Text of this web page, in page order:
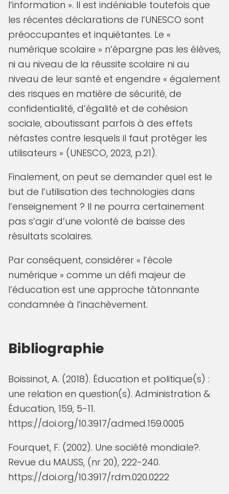
l’information ». Il est indéniable toutefois que
les récentes déclarations de l’UNESCO sont
préoccupantes et inquiétantes. Le «
numérique scolaire » n’épargne pas les élèves,
ni au niveau de la réussite scolaire ni au
niveau de leur santé et engendre « également
des risques en matière de sécurité, de
confidentialité, d’égalité et de cohésion
sociale, aboutissant parfois à des effets
néfastes contre lesquels il faut protéger les
utilisateurs » (UNESCO, 2023, p.21).
Finalement, on peut se demander quel est le
but de l’utilisation des technologies dans
l’enseignement ? Il ne pourra certainement
pas s’agir d’une volonté de baisse des
résultats scolaires.
Par conséquent, considérer « l’école
numérique » comme un défi majeur de
l’éducation est une approche tâtonnante
condamnée à l’inachèvement.
Bibliographie
Boissinot, A. (2018). Éducation et politique(s) :
une relation en question(s). Administration &
Éducation, 159, 5-11.
https://doi.org/10.3917/admed.159.0005
Fourquet, F. (2002). Une société mondiale?.
Revue du MAUSS, (nr 20), 222-240.
https://doi.org/10.3917/rdm.020.0222